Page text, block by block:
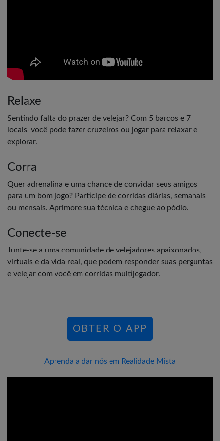
Relaxe
Sentindo falta do prazer de velejar? Com 5 barcos e 7
locais, você pode fazer cruzeiros ou jogar para relaxar e
explorar.
Corra
Quer adrenalina e uma chance de convidar seus amigos
para um bom jogo? Participe de corridas diárias, semanais
ou mensais. Aprimore sua técnica e chegue ao pódio.
Conecte-se
Junte-se a uma comunidade de velejadores apaixonados,
virtuais e da vida real, que podem responder suas perguntas
e velejar com você em corridas multijogador.
OBTER O APP
Aprenda a dar nós em Realidade Mista